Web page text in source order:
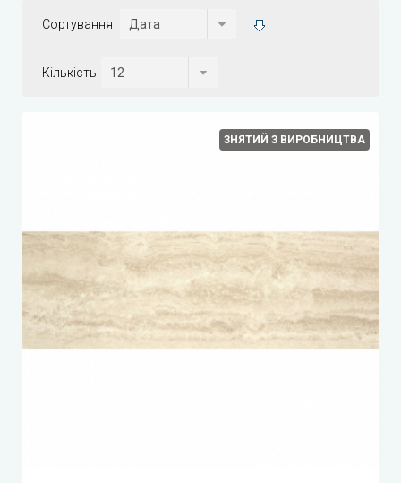
Сортування
Кількість
ЗНЯТИЙ З ВИРОБНИЦТВА